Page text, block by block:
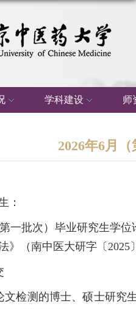
学科建设 师
2026年6月
：
一批次）毕业研究生学
》（南中医大研字〔2025
文检测的博士、硕士研究